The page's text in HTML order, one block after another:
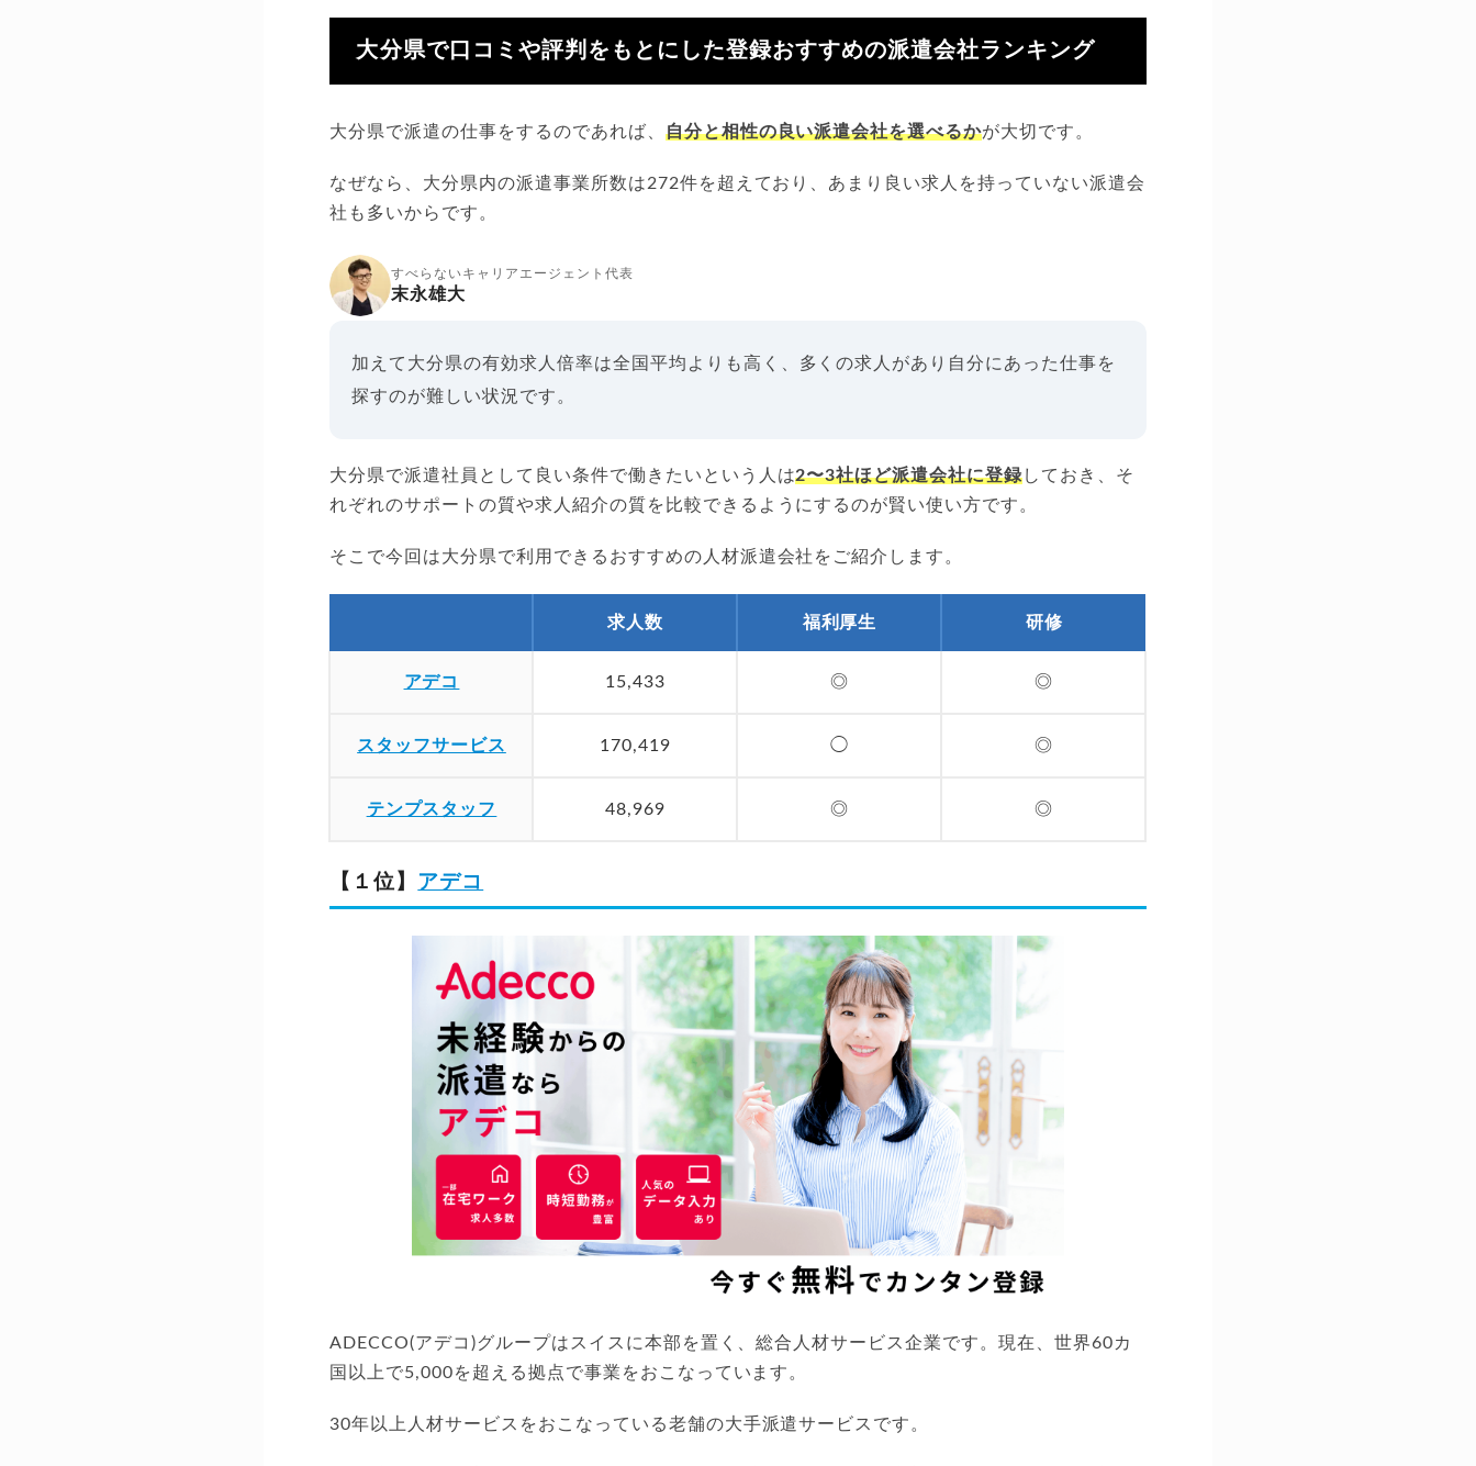
大分県で口コミや評判をもとにした登録おすすめの派遣会社ランキング
大分県で派遣の仕事をするのであれば、 自分と相性の良い派遣会社を選べるかが大切です。
なぜなら、大分県内の派遣事業所数は272件を超えており、あまり良い求人を持っていない派遣会
社も多いからです。
すべらないキャリアエージェント代表
末永雄大
加えて大分県の有効求人倍率は全国平均よりも高く、多くの求人があり自分にあった仕事を
探すのが難しい状況です。
大分県で派遣社員として良い条件で働きたいという人は2〜3社ほど派遣会社に登録しておき、そ
れぞれのサポートの質や求人紹介の質を比較できるようにするのが賢い使い方です。
そこで今回は大分県で利用できるおすすめの人材派遣会社をご紹介します。
求人数 福利厚生 研修
アデコ 15,433 ◎ ◎
スタッフサービス 170,419 ◯ ◎
テンプスタッフ 48,969 ◎ ◎
【１位】 アデコ
ADECCO(アデコ)グループはスイスに本部を置く、総合人材サービス企業です。現在、世界60カ
国以上で5,000を超える拠点で事業をおこなっています。
30年以上人材サービスをおこなっている老舗の大手派遣サービスです。